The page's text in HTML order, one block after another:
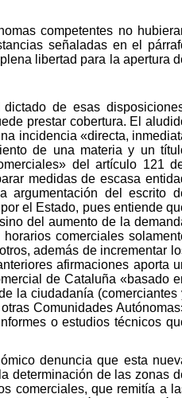
competentes no
señaladas en el
libertad para la apertura
de esas
prestar cobertura. El
incidencia «directa,
de una materia y un
del artículo 121
medidas de escasa
argumentación del escrito
el Estado, pues entiende
del aumento de la
comerciales
además de incrementar
afirmaciones aporta
de Cataluña «basado
la ciudadanía (comerciantes
Comunidades
o estudios técnicos
denuncia que esta
determinación de las zonas
comerciales, que remitía a